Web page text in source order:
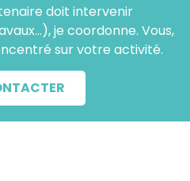
doit intervenir
je coordonne. Vous,
sur votre activité.